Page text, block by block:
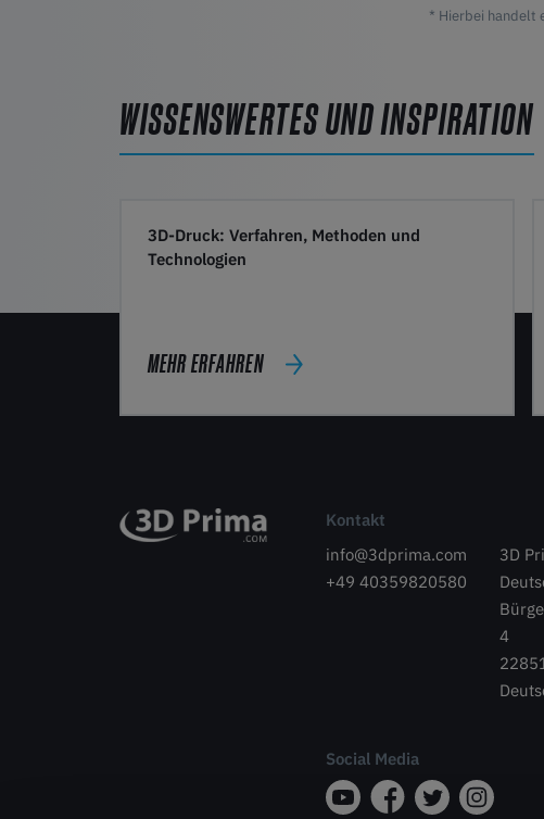
* Hierbei handelt
WISSENSWERTES UND INSPIRATION
3D-Druck: Verfahren, Methoden und
Technologien
MEHR ERFAHREN
Kontakt
info@3dprima.com
+49 40359820580
3D
4
Social Media